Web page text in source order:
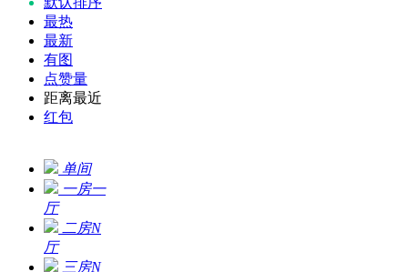
最热
最新
有图
点赞量
距离最近
红包
单间
一房一
厅
二房N
厅
三房N